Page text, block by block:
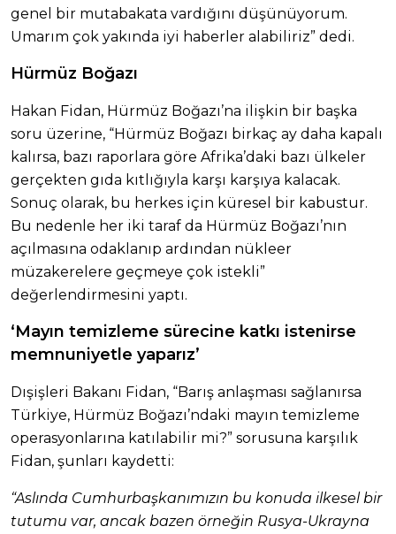
genel bir mutabakata vardığını düşünüyorum.
Umarım çok yakında iyi haberler alabiliriz” dedi.
Hürmüz Boğazı
Hakan Fidan, Hürmüz Boğazı’na ilişkin bir başka
soru üzerine, “Hürmüz Boğazı birkaç ay daha kapalı
kalırsa, bazı raporlara göre Afrika’daki bazı ülkeler
gerçekten gıda kıtlığıyla karşı karşıya kalacak.
Sonuç olarak, bu herkes için küresel bir kabustur.
Bu nedenle her iki taraf da Hürmüz Boğazı’nın
açılmasına odaklanıp ardından nükleer
müzakerelere geçmeye çok istekli”
değerlendirmesini yaptı.
‘Mayın temizleme sürecine katkı istenirse
memnuniyetle yaparız’
Dışişleri Bakanı Fidan, “Barış anlaşması sağlanırsa
Türkiye, Hürmüz Boğazı’ndaki mayın temizleme
operasyonlarına katılabilir mi?” sorusuna karşılık
Fidan, şunları kaydetti:
“Aslında Cumhurbaşkanımızın bu konuda ilkesel bir
tutumu var, ancak bazen örneğin Rusya-Ukrayna